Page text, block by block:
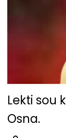
Lekti sou
Osna.